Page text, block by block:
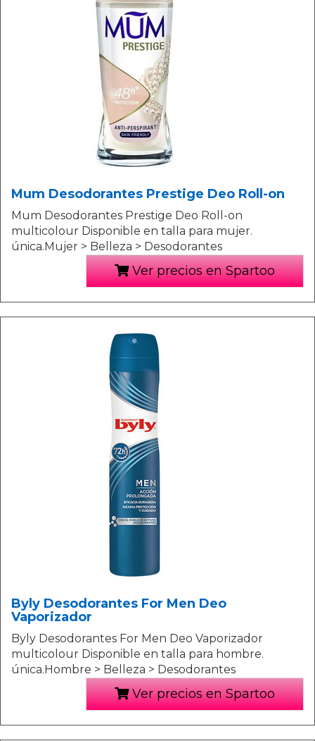
Mum Desodorantes Prestige Deo Roll-on
Mum Desodorantes Prestige Deo Roll-on
multicolour Disponible en talla para mujer.
única.Mujer > Belleza > Desodorantes
Ver precios en Spartoo
Byly Desodorantes For Men Deo
Vaporizador
Byly Desodorantes For Men Deo Vaporizador
multicolour Disponible en talla para hombre.
única.Hombre > Belleza > Desodorantes
Ver precios en Spartoo